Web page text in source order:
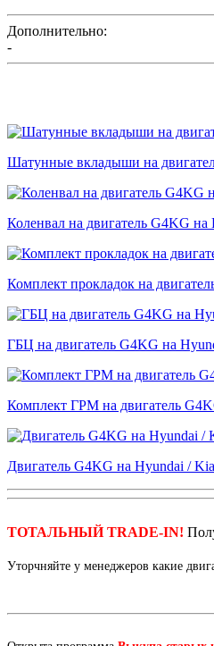
Дополнительно:
-
Шатунные вкладыши на
Коленвал на двигатель G4KG на
Комплект прокладок на
ГБЦ на двигатель G4KG на
Комплект ГРМ на двигатель
Двигатель G4KG на Hyundai / Kia
ТОТАЛЬНЫЙ TRADE-IN!
Уторчняйте у менеджеров какие